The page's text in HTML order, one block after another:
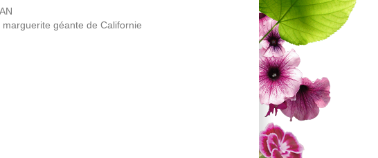
géante de Californie